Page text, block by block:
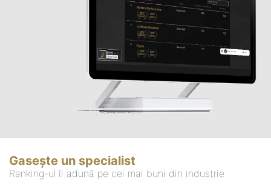
Gasește un specialist
Ranking-ul îi adună pe cei mai buni din industrie